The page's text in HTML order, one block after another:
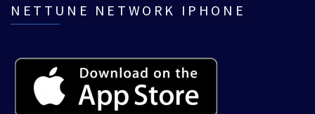
NETTUNE NETWORK IPHONE